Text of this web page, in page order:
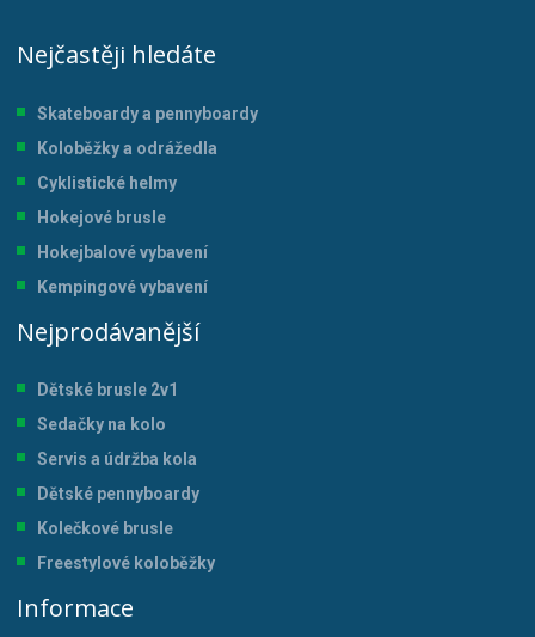
Nejčastěji hledáte
Skateboardy a pennyboardy
Koloběžky a odrážedla
Cyklistické helmy
Hokejové brusle
Hokejbalové vybavení
Kempingové vybavení
Nejprodávanější
Dětské brusle 2v1
Sedačky na kolo
Servis a údržba kola
Dětské pennyboardy
Kolečkové brusle
Freestylové koloběžky
Informace